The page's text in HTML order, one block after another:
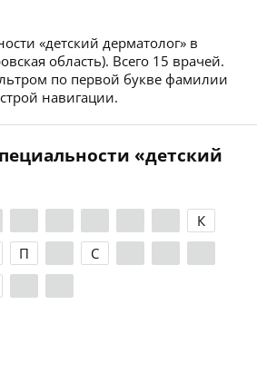
«детский дерматолог» в
область). Всего 15 врачей.
по первой букве фамилии
навигации.
«детский
К
П С